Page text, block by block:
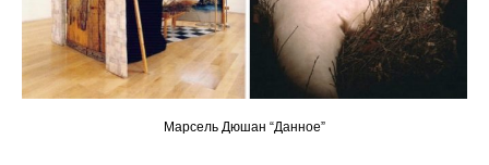
Марсель Дюшан “Данное”